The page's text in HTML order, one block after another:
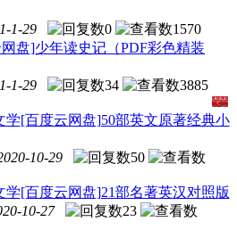
1-29 0
1570
盘]少年读史记（PDF彩色精装
1-29 34 3885
学[百度云网盘]50部英文原著经典小
10-29
50
学[百度云网盘]21部名著英汉对照版
10-27
23